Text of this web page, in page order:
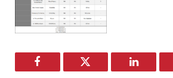
Facebook Twitter LinkedIn